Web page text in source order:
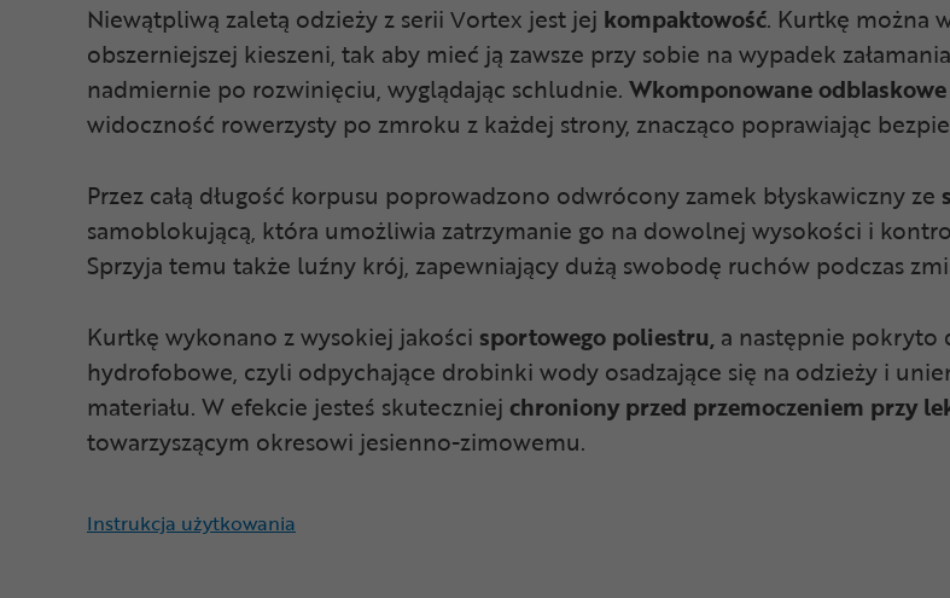
Niewątpliwą zaletą odzieży z serii Vortex jest jej kompaktowość. Kurtkę można
obszerniejszej kieszeni, tak aby mieć ją zawsze przy sobie na wypadek
nadmiernie po rozwinięciu, wyglądając schludnie. Wkomponowane
widoczność rowerzysty po zmroku z każdej strony, znacząco poprawiając
Przez całą długość korpusu poprowadzono odwrócony zamek błyskawiczny ze
samoblokującą, która umożliwia zatrzymanie go na dowolnej wysokości i
Sprzyja temu także luźny krój, zapewniający dużą swobodę ruchów podczas
Kurtkę wykonano z wysokiej jakości sportowego poliestru, a następnie pokryto
hydrofobowe, czyli odpychające drobinki wody osadzające się na odzieży i
materiału. W efekcie jesteś skuteczniej chroniony przed przemoczeniem przy
towarzyszącym okresowi jesienno-zimowemu.
Instrukcja użytkowania